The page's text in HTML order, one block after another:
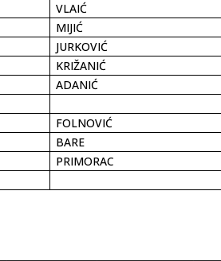
VLAIĆ
MIJIĆ
JURKOVIĆ
KRIŽANIĆ
ADANIĆ
FOLNOVIĆ
BARE
PRIMORAC